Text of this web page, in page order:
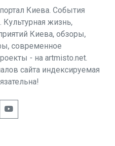
Киева. События
жизнь,
Киева, обзоры,
современное
- на artmisto.net.
сайта индексируемая